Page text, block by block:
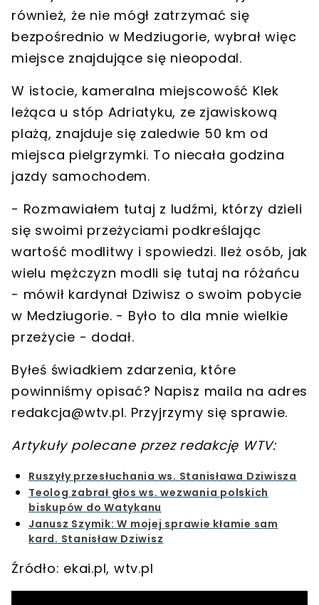
również, że nie mógł zatrzymać się
bezpośrednio w Medziugorie, wybrał więc
miejsce znajdujące się nieopodal.
W istocie, kameralna miejscowość Klek
leżąca u stóp Adriatyku, ze zjawiskową
plażą, znajduje się zaledwie 50 km od
miejsca pielgrzymki. To niecała godzina
jazdy samochodem.
- Rozmawiałem tutaj z ludźmi, którzy dzieli
się swoimi przeżyciami podkreślając
wartość modlitwy i spowiedzi. Ileż osób, jak
wielu mężczyzn modli się tutaj na różańcu
- mówił kardynał Dziwisz o swoim pobycie
w Medziugorie. - Było to dla mnie wielkie
przeżycie - dodał.
Byłeś świadkiem zdarzenia, które
powinniśmy opisać? Napisz maila na adres
redakcja@wtv.pl. Przyjrzymy się sprawie.
Artykuły polecane przez redakcję WTV:
Ruszyły przesłuchania ws. Stanisława Dziwisza
Teolog zabrał głos ws. wezwania polskich
biskupów do Watykanu
Janusz Szymik: W mojej sprawie kłamie sam
kard. Stanisław Dziwisz
Źródło: ekai.pl, wtv.pl